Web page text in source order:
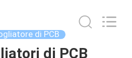
di PCB
di PCB